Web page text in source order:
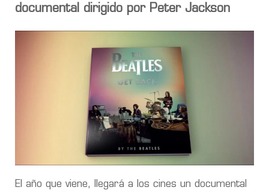
documental dirigido por Peter Jackson
El año que viene, llegará a los cines un documental